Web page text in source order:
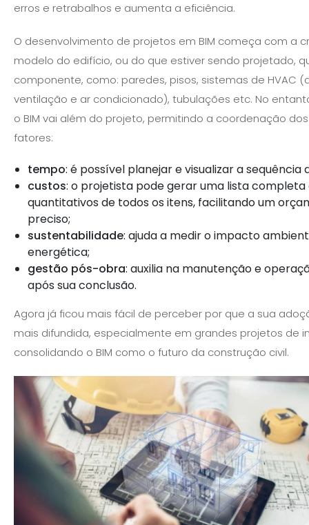
erros e retrabalhos e aumenta a eficiência.
O desenvolvimento de projetos em BIM começa com a
modelo do edifício, ou do que estiver sendo projetado,
componente, como: paredes, pisos, sistemas de HVAC
ventilação e ar condicionado), tubulações etc. No
o BIM vai além do projeto, permitindo a coordenação
fatores:
tempo: é possível planejar e visualizar a sequência
custos: o projetista pode gerar uma lista completa
quantitativos de todos os itens, facilitando um
preciso;
sustentabilidade: ajuda a medir o impacto
energética;
gestão pós-obra: auxilia na manutenção e
após sua conclusão.
Agora já ficou mais fácil de perceber por que a sua
mais difundida, especialmente em grandes projetos de
consolidando o BIM como o futuro da construção civil.